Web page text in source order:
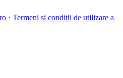
· Termeni si conditii de utilizare a